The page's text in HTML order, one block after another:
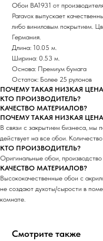
Обои BA1931 от
Paravox выпускает
либо виниловым покрытием.
Германия.
Длина: 10.05 м.
Ширина: 0.53 м.
Основа: Премиум бумага
Остаток: Более 25 рулонов
ПОЧЕМУ ТАКАЯ НИЗКАЯ
КТО ПРОИЗВОДИТЕЛЬ?
КАЧЕСТВО МАТЕРИАЛОВ?
ПОЧЕМУ ТАКАЯ НИЗКАЯ
В связи с закрытием бизнеса, мы
действует на все обои.
КТО ПРОИЗВОДИТЕЛЬ?
Оригинальные обои,
КАЧЕСТВО МАТЕРИАЛОВ?
Высококачественные обои с
не создают духоты/сырости в
комнате.
Смотрите также